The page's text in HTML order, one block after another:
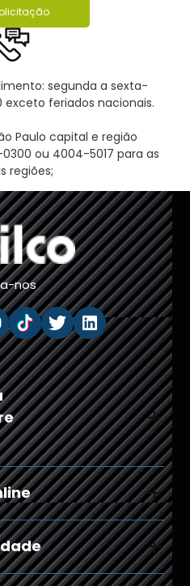
segunda a sexta-
exceto feriados nacionais.
Paulo capital e região
ou 4004-5017 para as
regiões;
nos